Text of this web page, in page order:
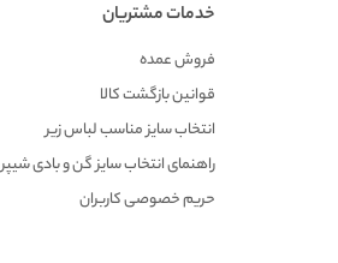
خدمات مشتریان
فروش عمده
قوانین بازگشت کالا
انتخاب سایز مناسب لباس زیر
راهنمای انتخاب سایز گن و بادی شیپر
حریم خصوصی کاربران